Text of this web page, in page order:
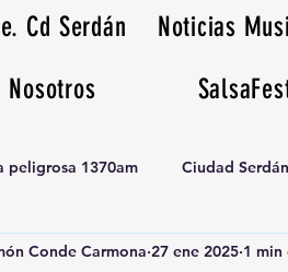
Cd Serdán Noticias
Nosotros
peligrosa 1370am Ciudad
Tianguis peligrosa 1370am
Conde Carmona 27 ene 2025 1 min